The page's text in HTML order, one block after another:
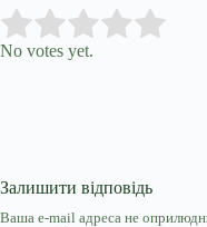
Rate this item:
No votes yet.
Залишити відповідь
Ваша e-mail адреса не